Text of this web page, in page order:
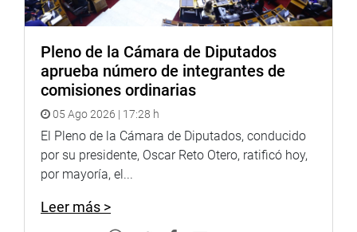
Asimismo, Medina Hermosilla expresó que ese era su
una comisión (de Ética), dejemos que haga su trabajo.
“Hay que buscar la verdad”, reiteró. “Exijo respeto, porque
estoy siendo vulnerada en mis derechos”.
La representante de Fuerza Popular respondió a la
presidenta que “sus palabras la desdicen”. Dijo que ella no
podía representarla y procedió a retirarse de la sesión, no
mismo. Ninguno lo hizo.
Pleno de la Cámara de Diputados
aprueba número de integrantes de
comisiones ordinarias
05 Ago 2026 | 17:28 h
El Pleno de la Cámara de Diputados, conducido
por su presidente, Oscar Reto Otero, ratificó hoy,
por mayoría, el...
Leer más >